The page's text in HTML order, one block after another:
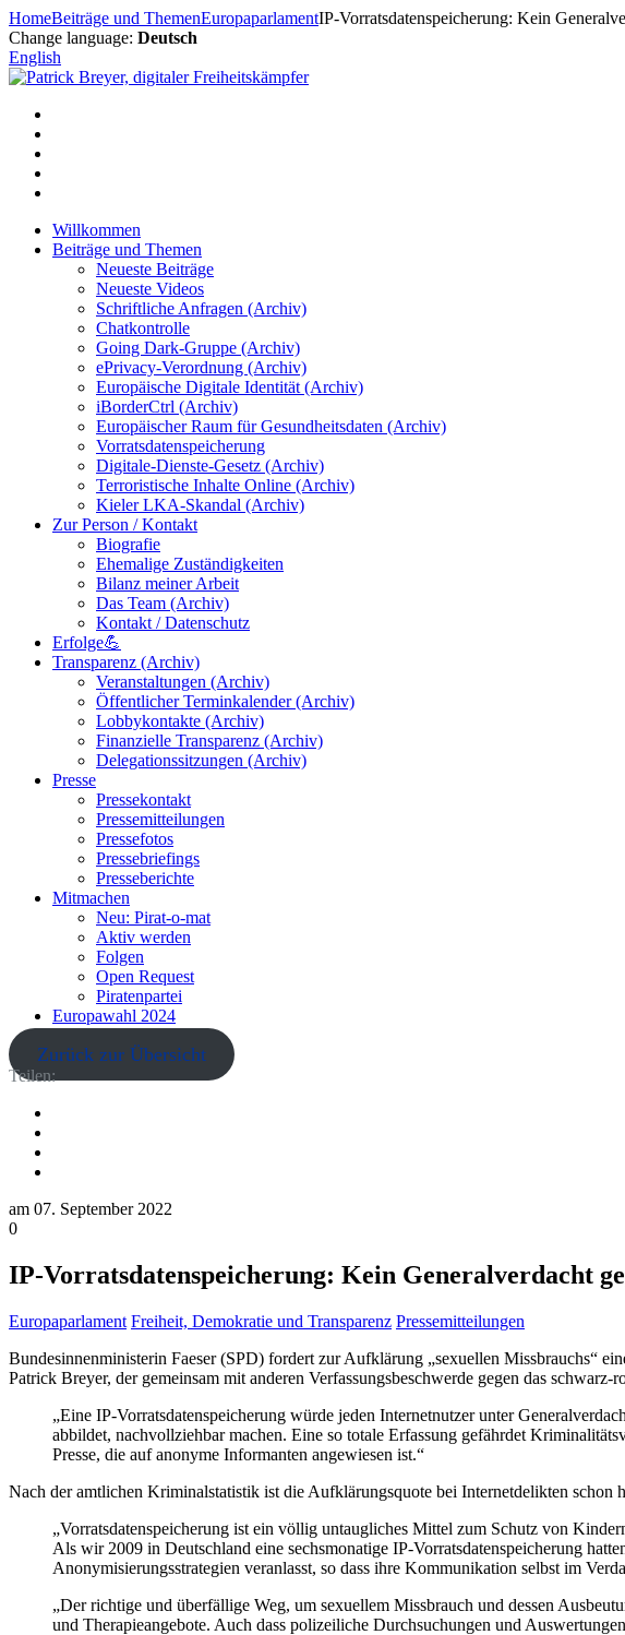
Zum
Inhalt
springen
HomeBeiträge und ThemenEuropaparlamentIP-Vorratsdatenspeicherung: Kein
Change language: Deutsch
English
Willkommen
Beiträge und Themen
Neueste Beiträge
Neueste Videos
Schriftliche Anfragen (Archiv)
Chatkontrolle
Going Dark-Gruppe (Archiv)
ePrivacy-Verordnung (Archiv)
Europäische Digitale Identität (Archiv)
iBorderCtrl (Archiv)
Europäischer Raum für Gesundheitsdaten (Archiv)
Vorratsdatenspeicherung
Digitale-Dienste-Gesetz (Archiv)
Terroristische Inhalte Online (Archiv)
Kieler LKA-Skandal (Archiv)
Zur Person / Kontakt
Biografie
Ehemalige Zuständigkeiten
Bilanz meiner Arbeit
Das Team (Archiv)
Kontakt / Datenschutz
Erfolge💪
Transparenz (Archiv)
Veranstaltungen (Archiv)
Öffentlicher Terminkalender (Archiv)
Lobbykontakte (Archiv)
Finanzielle Transparenz (Archiv)
Delegationssitzungen (Archiv)
Presse
Pressekontakt
Pressemitteilungen
Pressefotos
Pressebriefings
Presseberichte
Mitmachen
Neu: Pirat-o-mat
Aktiv werden
Folgen
Open Request
Piratenpartei
Europawahl 2024
Zurück zur Übersicht
Teilen:
am 07. September 2022
0
IP-Vorratsdatenspeicherung: Kein Generalverdacht
Europaparlament Freiheit, Demokratie und Transparenz Pressemitteilungen
Bundesinnenministerin Faeser (SPD) fordert zur Aufklärung „sexuellen Missbrauchs“
Patrick Breyer, der gemeinsam mit anderen Verfassungsbeschwerde gegen das
„Eine IP-Vorratsdatenspeicherung würde jeden Internetnutzer unter
abbildet, nachvollziehbar machen. Eine so totale Erfassung gefährdet
Presse, die auf anonyme Informanten angewiesen ist.“
Nach der amtlichen Kriminalstatistik ist die Aufklärungsquote bei Internetdelikten
„Vorratsdatenspeicherung ist ein völlig untaugliches Mittel zum Schutz von
Als wir 2009 in Deutschland eine sechsmonatige IP-Vorratsdatenspeicherung
Anonymisierungsstrategien veranlasst, so dass ihre Kommunikation selbst im
„Der richtige und überfällige Weg, um sexuellem Missbrauch und dessen
und Therapieangebote. Auch dass polizeiliche Durchsuchungen und